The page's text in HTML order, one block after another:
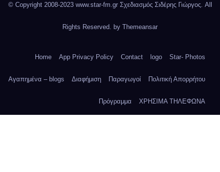
© Copyright 2008-2023 www.star-fm.gr Σχεδιασμός Σιδέρης Γιώργος. All
Rights Reserved. by Themeansar
Home App Privacy Policy Contact logo Star- Photos
Αγαπημένα – blogs Διαφήμιση Παραγωγοί Πολιτική Απορρήτου
Πρόγραμμα ΧΡΗΣΙΜΑ ΤΗΛΕΦΩΝΑ